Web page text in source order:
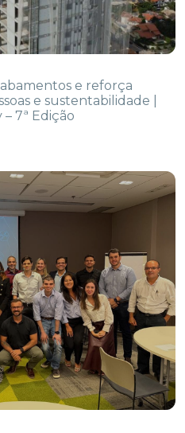
e reforça
e sustentabilidade |
7ª Edição